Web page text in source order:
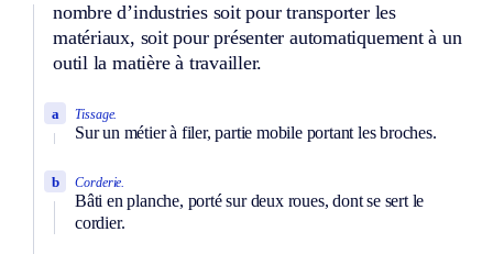
nombre d’industries soit pour transporter les
matériaux, soit pour présenter automatiquement à un
outil la matière à travailler.
Tissage.
Sur un métier à filer, partie mobile portant les broches.
a
Corderie.
Bâti en planche, porté sur deux roues, dont se sert le
cordier.
b